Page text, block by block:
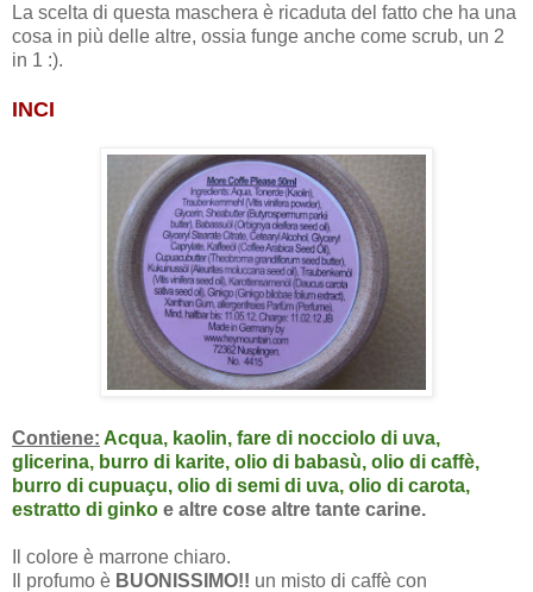
La scelta di questa maschera è ricaduta del fatto che ha una
cosa in più delle altre, ossia funge anche come scrub, un 2
in 1 :).
INCI
Contiene: Acqua, kaolin, fare di nocciolo di uva,
glicerina, burro di karite, olio di babasù, olio di caffè,
burro di cupuaçu, olio di semi di uva, olio di carota,
estratto di ginko e altre cose altre tante carine.
Il colore è marrone chiaro.
Il profumo è BUONISSIMO!! un misto di caffè con